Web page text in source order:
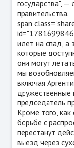
государства", —
правительства.
span
идет на спад, а
которые
они могут
мы
включая
дружественные
председатель
Кроме того,
борьбе с
перестанут
выезд через